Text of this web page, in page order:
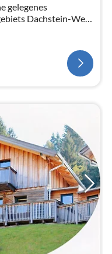
gelegenes
Dachstein-West
und traumhaften